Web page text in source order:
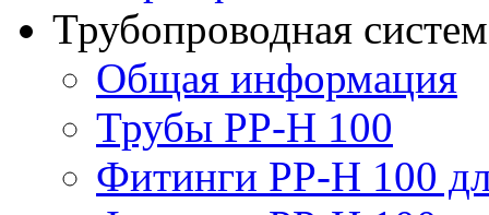
Трубопроводная
Общая информация
Трубы PP-H 100
Фитинги PP-H 100